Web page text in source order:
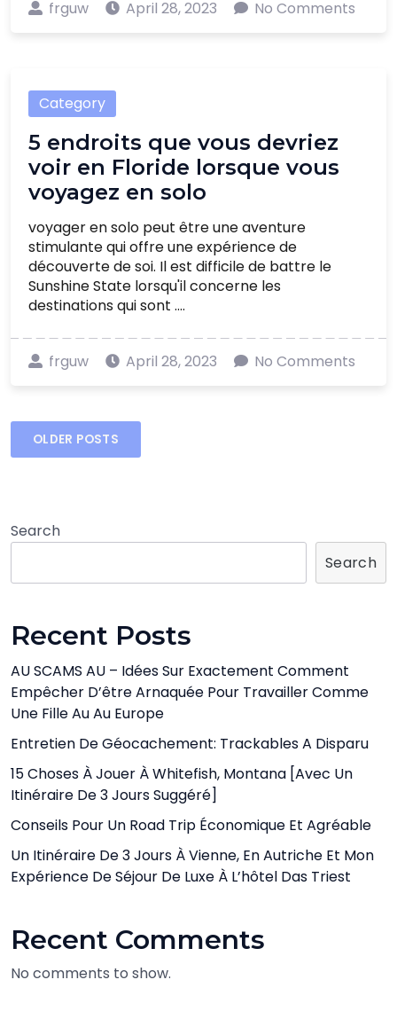
frguw April 28, 2023 No Comments
Category
5 endroits que vous devriez
voir en Floride lorsque vous
voyagez en solo
voyager en solo peut être une aventure
stimulante qui offre une expérience de
découverte de soi. Il est difficile de battre le
Sunshine State lorsqu'il concerne les
destinations qui sont ....
frguw April 28, 2023 No Comments
Posts
OLDER POSTS
Search
Search
Recent Posts
AU SCAMS AU – Idées Sur Exactement Comment
Empêcher D’être Arnaquée Pour Travailler Comme
Une Fille Au Au Europe
Entretien De Géocachement: Trackables A Disparu
15 Choses À Jouer À Whitefish, Montana [avec Un
Itinéraire De 3 Jours Suggéré]
Conseils Pour Un Road Trip Économique Et Agréable
Un Itinéraire De 3 Jours À Vienne, En Autriche Et Mon
Expérience De Séjour De Luxe À L’hôtel Das Triest
Recent Comments
No comments to show.